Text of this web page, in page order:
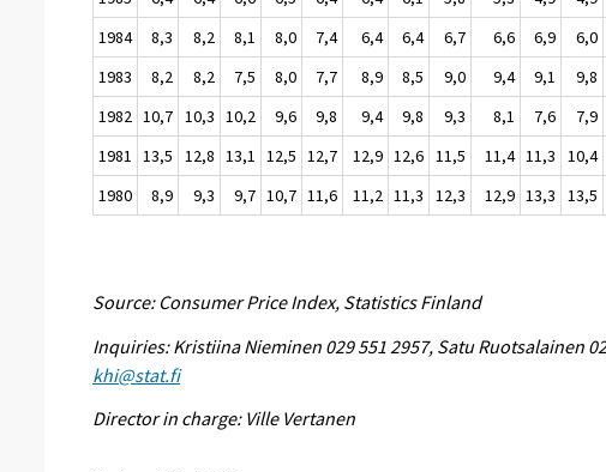
1984
8,3 8,2 8,1 8,0 7,4 6,4 6,4 6,7 6,6 6,9 6,0
1983
8,2 8,2 7,5 8,0 7,7 8,9 8,5 9,0 9,4 9,1 9,8
1982 10,7 10,3 10,2 9,6 9,8 9,4 9,8 9,3 8,1 7,6 7,9
1981 13,5 12,8 13,1 12,5 12,7 12,9 12,6 11,5 11,4 11,3 10,4
1980
8,9 9,3 9,7 10,7 11,6 11,2 11,3 12,3 12,9 13,3 13,5
Source: Consumer Price Index, Statistics Finland
Inquiries: Kristiina Nieminen 029 551 2957, Satu Ruotsalainen
khi@stat.fi
Director in charge: Ville Vertanen